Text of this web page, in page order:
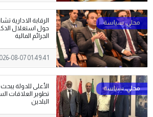
الرقابة الادارية
حول استغلال
الجرائم المالية
08-07 01:49:41
الأعلى للدولة
تطوير العلاقات
البلدين